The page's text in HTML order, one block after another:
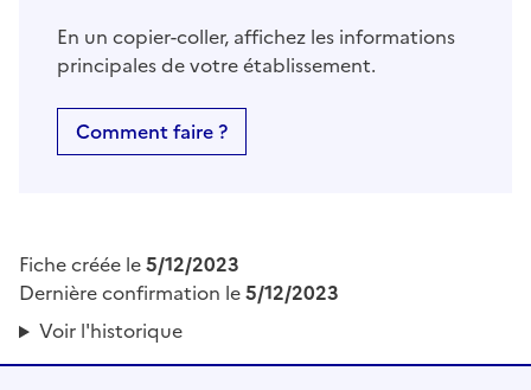
En un copier-coller, affichez les informations
principales de votre établissement.
Comment faire ?
Fiche créée le5/12/2023
Dernière confirmation le5/12/2023
Voir l'historique